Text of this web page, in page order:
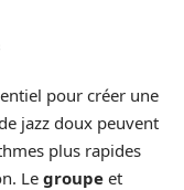
pour créer une
jazz doux peuvent
plus rapides
Le groupe et